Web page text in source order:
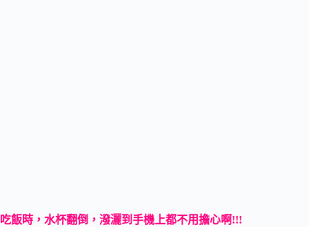
吃飯時，水杯翻倒，潑灑到手機上都不用擔心啊!!!